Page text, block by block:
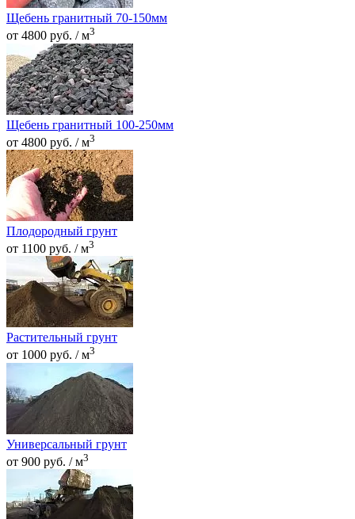
Щебень гранитный 70-150мм
от 4800 руб. / м3
Щебень гранитный 100-250мм
от 4800 руб. / м3
Плодородный грунт
от 1100 руб. / м3
Растительный грунт
от 1000 руб. / м3
Универсальный грунт
от 900 руб. / м3